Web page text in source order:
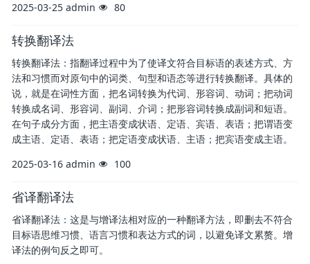
2025-03-25 admin 80
转换翻译法
转换翻译法：指翻译过程中为了使译文符合目标语的表述方式、方
法和习惯而对原句中的词类、句型和语态等进行转换翻译。具体的
说，就是在词性方面，把名词转换为代词、形容词、动词；把动词
转换成名词、形容词、副词、介词；把形容词转换成副词和短语。
在句子成分方面，把主语变成状语、定语、宾语、表语；把谓语变
成主语、定语、表语；把定语变成状语、主语；把宾语变成主语。
2025-03-16 admin 100
省译翻译法
省译翻译法：这是与增译法相对应的一种翻译方法，即删去不符合
目标语思维习惯、语言习惯和表达方式的词，以避免译文累赘。增
译法的例句反之即可。